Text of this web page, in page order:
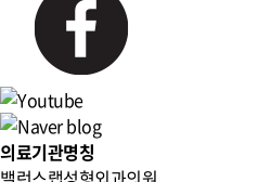
의료기관명칭